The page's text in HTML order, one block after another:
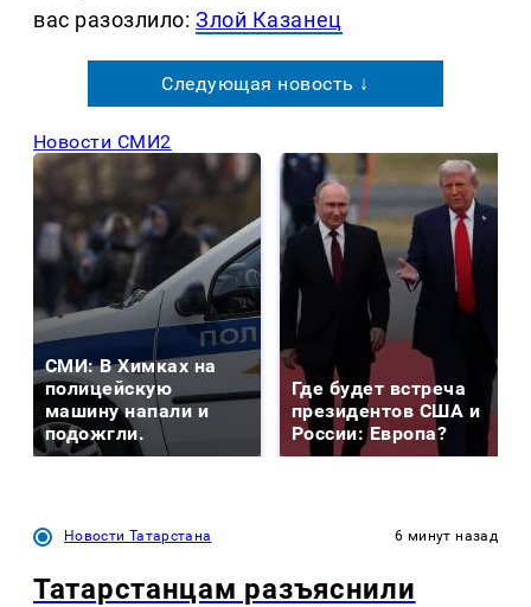
вас разозлило:Злой Казанец
Следующая новость ↓
Новости СМИ2
СМИ: В Химках на
полицейскую
машину напали и
подожгли.
Где будет встреча
президентов США и
России: Европа?
Новости Татарстана 6 минут назад
Татарстанцам разъяснили